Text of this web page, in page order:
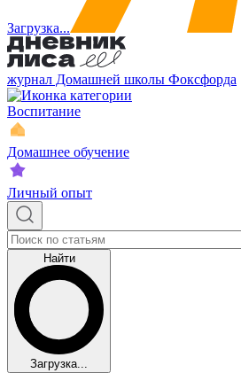
Загрузка...
журнал Домашней школы Фоксфорда
Воспитание
Домашнее обучение
Личный опыт
Найти
Загрузка...